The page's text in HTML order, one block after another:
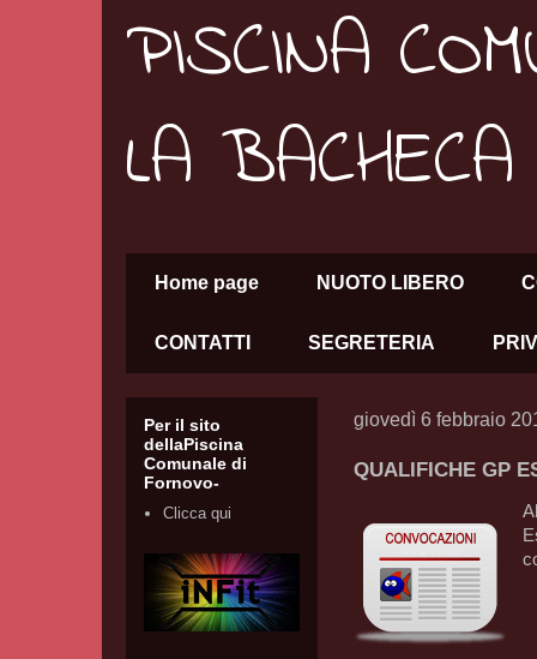
PISCINA
LA BACHECA
Home page NUOTO LIBERO
CONTATTI SEGRETERIA
giovedì 6 febbraio
QUALIFICHE GP
Per il sito
dellaPiscina
Comunale di
Fornovo-
Clicca qui